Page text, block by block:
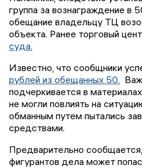
группа за вознаграждение в
обещание владельцу ТЦ
объекта. Ранее торговый
суда.
Известно, что сообщники
рублей из обещанных 50.
подчеркивается в
не могли повлиять на
обманным путем пытались
средствами.
Предварительно
фигурантов дела может